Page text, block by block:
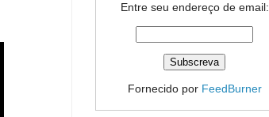
Entre seu endereço de email:
Fornecido por FeedBurner